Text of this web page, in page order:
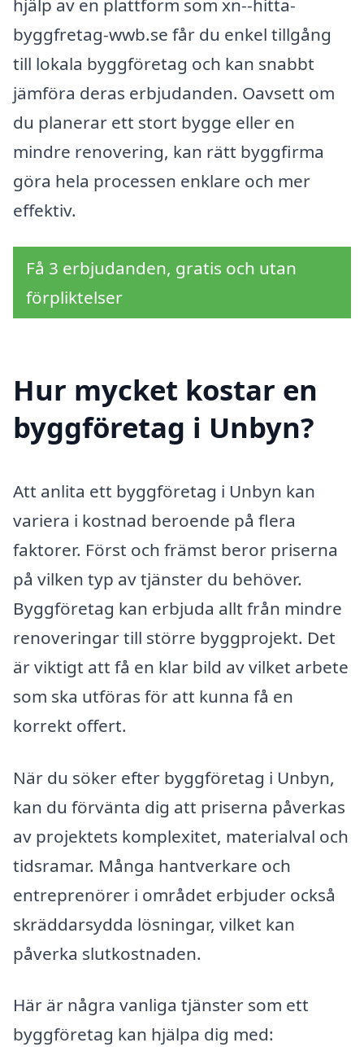
hjälp av en plattform som xn--hitta-
byggfretag-wwb.se får du enkel tillgång
till lokala byggföretag och kan snabbt
jämföra deras erbjudanden. Oavsett om
du planerar ett stort bygge eller en
mindre renovering, kan rätt byggfirma
göra hela processen enklare och mer
effektiv.
Få 3 erbjudanden, gratis och utan
förpliktelser
Hur mycket kostar en
byggföretag i Unbyn?
Att anlita ett byggföretag i Unbyn kan
variera i kostnad beroende på flera
faktorer. Först och främst beror priserna
på vilken typ av tjänster du behöver.
Byggföretag kan erbjuda allt från mindre
renoveringar till större byggprojekt. Det
är viktigt att få en klar bild av vilket arbete
som ska utföras för att kunna få en
korrekt offert.
När du söker efter byggföretag i Unbyn,
kan du förvänta dig att priserna påverkas
av projektets komplexitet, materialval och
tidsramar. Många hantverkare och
entreprenörer i området erbjuder också
skräddarsydda lösningar, vilket kan
påverka slutkostnaden.
Här är några vanliga tjänster som ett
byggföretag kan hjälpa dig med: